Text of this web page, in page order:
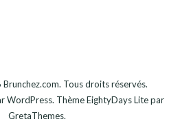
Brunchez.com. Tous droits réservés.
WordPress. ThèmeEightyDays Litepar
GretaThemes.